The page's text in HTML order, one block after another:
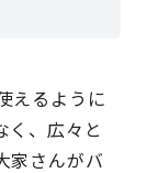
えるように
く、広々と
家さんがバ